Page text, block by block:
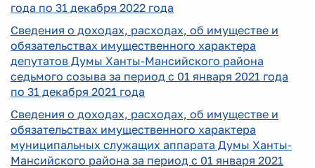
года по 31 декабря 2022 года
Сведения о доходах, расходах, об имуществе и
обязательствах имущественного характера
депутатов Думы Ханты-Мансийского района
седьмого созыва за период с 01 января 2021 года
по 31 декабря 2021 года
Сведения о доходах, расходах, об имуществе и
обязательствах имущественного характера
муниципальных служащих аппарата Думы Ханты-
Мансийского района за период с 01 января 2021